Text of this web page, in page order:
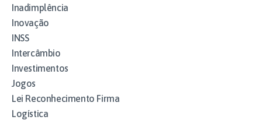
Inadimplência
Inovação
INSS
Intercâmbio
Investimentos
Jogos
Lei Reconhecimento Firma
Logística